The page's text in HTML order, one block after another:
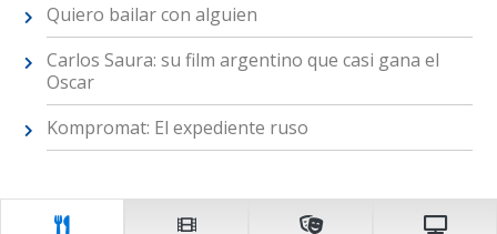
Quiero bailar con alguien
Carlos Saura: su film argentino que casi gana el
Oscar
Kompromat: El expediente ruso